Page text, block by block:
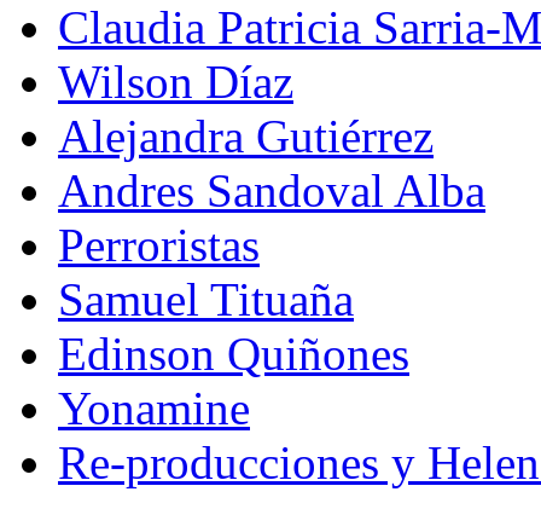
Claudia Patricia Sarria-
Wilson Díaz
Alejandra Gutiérrez
Andres Sandoval Alba
Perroristas
Samuel Tituaña
Edinson Quiñones
Yonamine
Re-producciones y